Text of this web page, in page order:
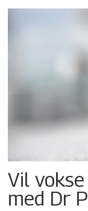
Vil
med Dr